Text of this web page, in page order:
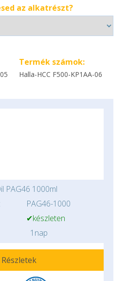
az alkatrészt?
Termék számok:
Halla-HCC F500-KP1AA-06
PAG46 1000ml
PAG46-1000
✔készleten
1nap
Részletek